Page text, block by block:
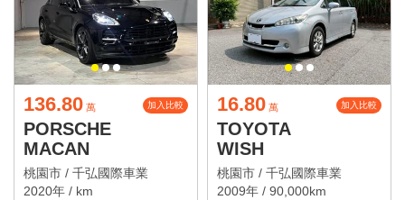
136.80 萬 加入比較
PORSCHE
MACAN
桃園市 / 千弘國際車業
2020年 / km
16.80 萬 加入比較
TOYOTA
WISH
桃園市 / 千弘國際車業
2009年 / 90,000km